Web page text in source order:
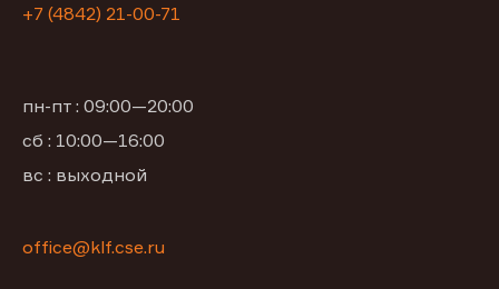
+7 (4842) 21-00-71
пн-пт : 09:00—20:00
сб : 10:00—16:00
вс : выходной
office@klf.cse.ru